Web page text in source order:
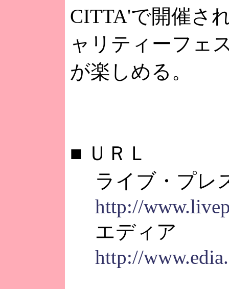
CITTA'で開催さ
ャリティーフェ
が楽しめる。
■ ＵＲＬ
ライブ・プレ
http://
エディア
http://